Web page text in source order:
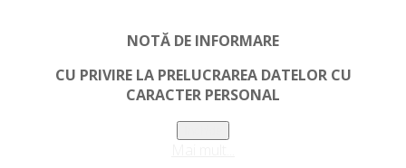
NOTĂ DE INFORMARE
CU PRIVIRE LA PRELUCRAREA DATELOR CU
CARACTER PERSONAL